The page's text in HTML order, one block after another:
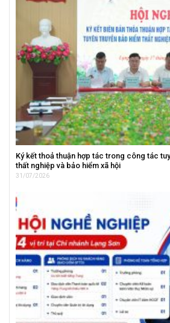
Ký kết thoả thuận hợp tác trong công tác
thất nghiệp và bảo hiểm xã hội
31/07/2026